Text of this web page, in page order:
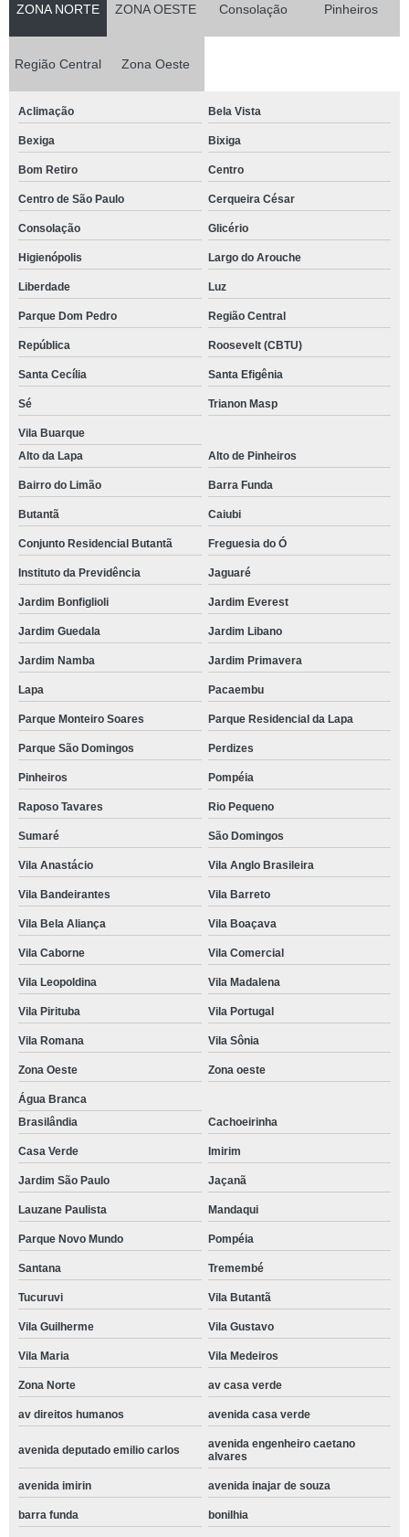
ZONA NORTE ZONA OESTE Consolação Pinheiros
Região Central Zona Oeste
Aclimação Bela Vista
Bexiga Bixiga
Bom Retiro Centro
Centro de São Paulo Cerqueira César
Consolação Glicério
Higienópolis Largo do Arouche
Liberdade Luz
Parque Dom Pedro Região Central
República Roosevelt (CBTU)
Santa Cecília Santa Efigênia
Sé Trianon Masp
Vila Buarque
Alto da Lapa
Alto de Pinheiros
Bairro do Limão Barra Funda
Butantã Caiubi
Conjunto Residencial Butantã Freguesia do Ó
Instituto da Previdência Jaguaré
Jardim Bonfiglioli Jardim Everest
Jardim Guedala Jardim Libano
Jardim Namba Jardim Primavera
Lapa Pacaembu
Parque Monteiro Soares Parque Residencial da Lapa
Parque São Domingos Perdizes
Pinheiros Pompéia
Raposo Tavares Rio Pequeno
Sumaré São Domingos
Vila Anastácio Vila Anglo Brasileira
Vila Bandeirantes Vila Barreto
Vila Bela Aliança Vila Boaçava
Vila Caborne Vila Comercial
Vila Leopoldina Vila Madalena
Vila Pirituba Vila Portugal
Vila Romana Vila Sônia
Zona Oeste Zona oeste
Água Branca
Brasilândia
Cachoeirinha
Casa Verde Imirim
Jardim São Paulo Jaçanã
Lauzane Paulista Mandaqui
Parque Novo Mundo Pompéia
Santana Tremembé
Tucuruvi Vila Butantã
Vila Guilherme Vila Gustavo
Vila Maria Vila Medeiros
Zona Norte av casa verde
av direitos humanos avenida casa verde
avenida deputado emilio carlos
avenida engenheiro caetano
alvares
avenida imirin avenida inajar de souza
barra funda bonilhia